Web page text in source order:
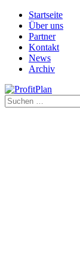
Startseite
Über uns
Partner
Kontakt
News
Archiv